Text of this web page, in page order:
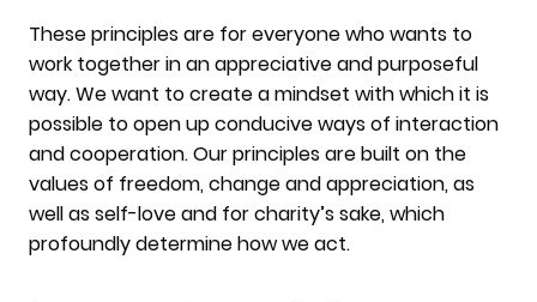
These principles are for everyone who wants to
work together in an appreciative and purposeful
way. We want to create a mindset with which it is
possible to open up conducive ways of interaction
and cooperation. Our principles are built on the
values of freedom, change and appreciation, as
well asself-love and for charity’s sake, which
profoundly determine how we act.